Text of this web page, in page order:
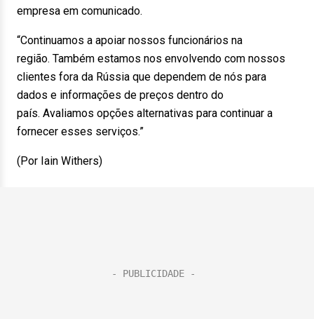
empresa em comunicado.
“Continuamos a apoiar nossos funcionários na
região. Também estamos nos envolvendo com nossos
clientes fora da Rússia que dependem de nós para
dados e informações de preços dentro do
país. Avaliamos opções alternativas para continuar a
fornecer esses serviços.”
(Por Iain Withers)